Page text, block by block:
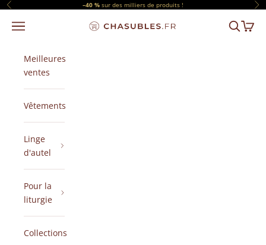
Passer au contenu
Précédent –40 % sur des milliers de produits !
CHASUBLES.FR
Menu Panier
Meilleures
ventes
Vêtements
Linge
d'autel
Pour la
liturgie
Collections